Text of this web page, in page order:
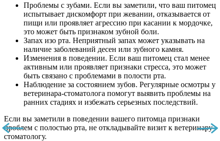
Проблемы с зубами. Если вы заметили, что ваш питомец
испытывает дискомфорт при жевании, отказывается от
пищи или проявляет агрессию при касании к мордочке,
это может быть признаком зубной боли.
Запах изо рта. Неприятный запах может указывать на
наличие заболеваний десен или зубного камня.
Изменения в поведении. Если ваш питомец стал менее
активным или проявляет признаки стресса, это может
быть связано с проблемами в полости рта.
Наблюдение за состоянием зубов. Регулярные осмотры у
ветеринара-стоматолога помогут выявить проблемы на
ранних стадиях и избежать серьезных последствий.
Если вы заметили в поведении вашего питомца признаки
проблем с полостью рта, не откладывайте визит к ветеринару-
стоматологу.